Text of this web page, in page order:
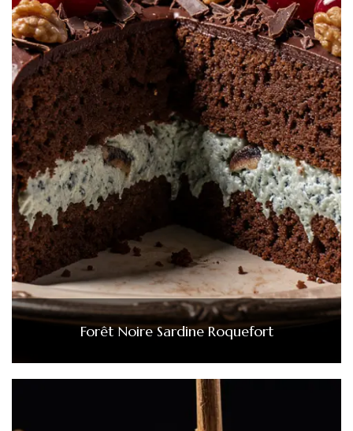
Forêt Noire Sardine Roquefort